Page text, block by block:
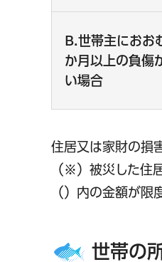
B.世帯主におお
か月以上の負傷
い場合
住居又は家財の損
（※）被災した住
（）内の金額が限
世帯の